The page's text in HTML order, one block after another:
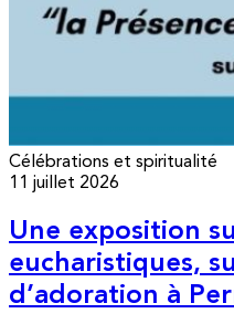
Célébrations et spiritualité
11 juillet 2026
Une exposition
eucharistiques,
d’adoration à